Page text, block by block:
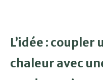
L’idée : coupler
chaleur avec